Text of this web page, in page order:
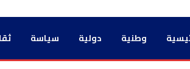
وطنية دولية سياسة